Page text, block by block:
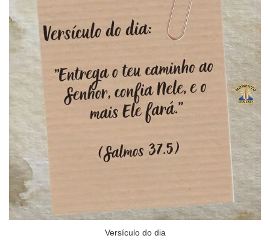
Versículo do dia